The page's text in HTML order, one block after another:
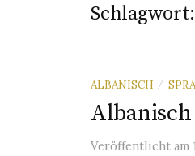
Schlagwort:
ALBANISCH /
Albanisch
Veröffentlicht am